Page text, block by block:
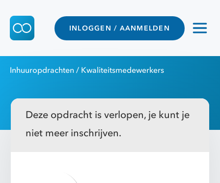
INLOGGEN / AANMELDEN
Inhuuropdrachten / Kwaliteitsmedewerkers
Deze opdracht is verlopen, je kunt je
niet meer inschrijven.